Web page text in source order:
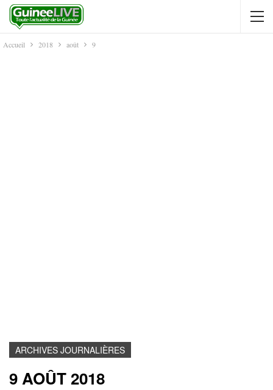
Accueil 2018 août 9
ARCHIVES JOURNALIÈRES
9 AOÛT 2018